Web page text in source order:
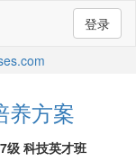
登录
养方案
级 科技英才班